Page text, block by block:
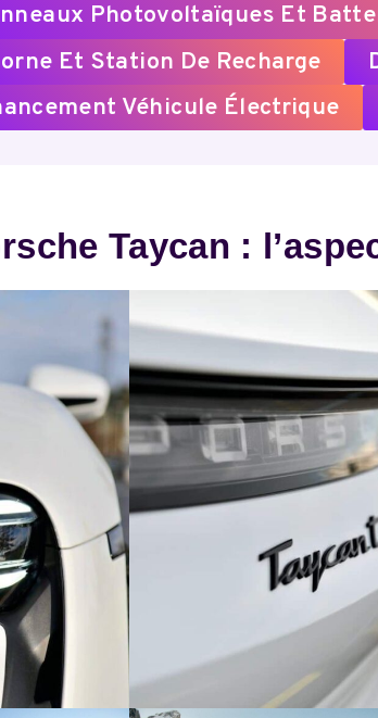
Photovoltaïques Et
Et Station De Recharge
Véhicule Électrique
Taycan :